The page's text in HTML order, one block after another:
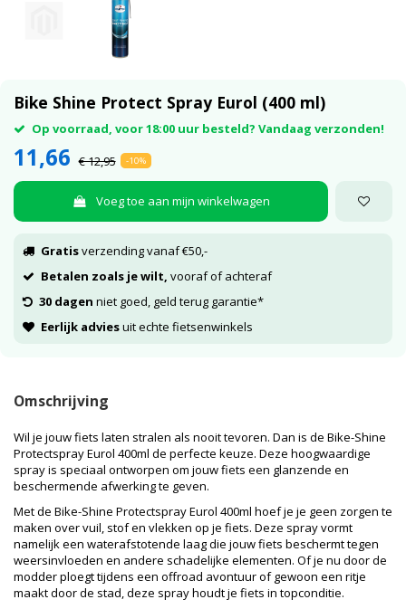
Bike Shine Protect Spray Eurol (400 ml)
Op voorraad, voor 18:00 uur besteld? Vandaag verzonden!
11,66 € 12,95 -10%
Voeg toe aan mijn winkelwagen
Gratisverzending vanaf €50,-
Betalen zoals je wilt, vooraf of achteraf
30 dagen niet goed, geld terug garantie*
Eerlijk adviesuit echte fietsenwinkels
Omschrijving
Wil je jouw fiets laten stralen als nooit tevoren. Dan is de Bike-Shine
Protectspray Eurol 400ml de perfecte keuze. Deze hoogwaardige
spray is speciaal ontworpen om jouw fiets een glanzende en
beschermende afwerking te geven.
Met de Bike-Shine Protectspray Eurol 400ml hoef je je geen zorgen te
maken over vuil, stof en vlekken op je fiets. Deze spray vormt
namelijk een waterafstotende laag die jouw fiets beschermt tegen
weersinvloeden en andere schadelijke elementen. Of je nu door de
modder ploegt tijdens een offroad avontuur of gewoon een ritje
maakt door de stad, deze spray houdt je fiets in topconditie.